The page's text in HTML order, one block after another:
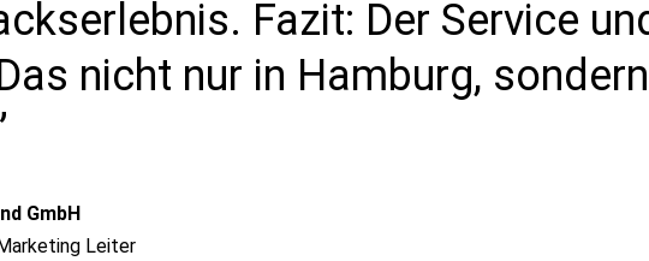
Fazit: Der Service
nicht nur in Hamburg,
GmbH
Leiter